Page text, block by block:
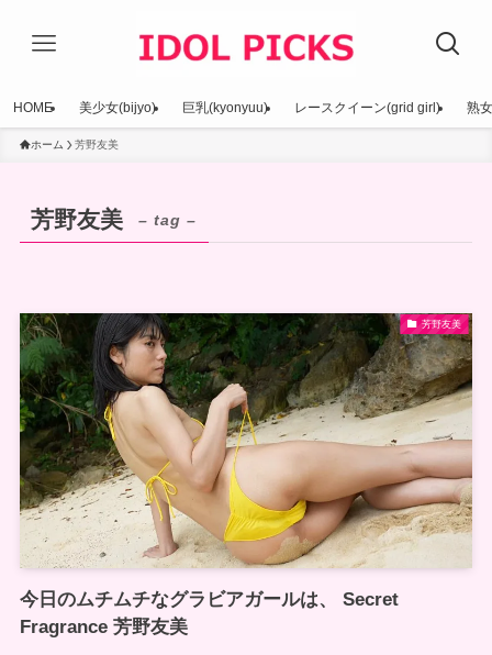
HOME 美少女(bijyo) 巨乳(kyonyuu) レースクイーン(grid girl) 熟
ホーム 芳野友美
芳野友美 – tag –
芳野友美
今日のムチムチなグラビアガールは、 Secret
Fragrance 芳野友美